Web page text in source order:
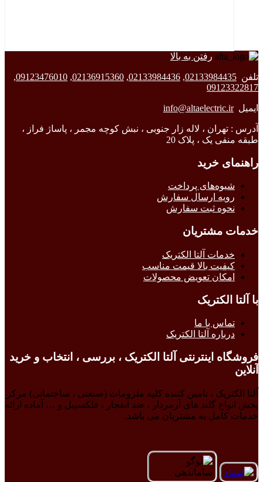
بستنرفتن به بالا
تلفن 02133984435
,
02133984436
,
02136915360
,
09123476010
,
09123322817
ایمیلinfo@altaelectric.ir
آدرس : تهران ، لاله زار جنوبی ، نبش کوچه مجمر ، پاساژ فراز ،
طبقه منفی یک ، پلاک 20
راهنمای خرید
شیوه‌های پرداخت
رویه ارسال سفارش
نحوه ثبت سفارش
خدمات مشتریان
خدمات آلتا الکتریک
کیفیت بالا قیمت مناسب
امکان تعویض محصولات
با آلتا الکتریک
تماس با ما
درباره آلتا الکتریک
فروشگاه اینترنتی آلتا الکتریک ، بررسی ، انتخاب و خرید
آنلاین
آلتا الکتریک ، تامین کننده کلیه ملزومات (صنعتی ، ساختمانی) مرکز
پخش انواع گلند های آرمردار ، ضد انفجار ، فلکسیبل و … آماده ارائه
خدمات کامل به مشتریان می باشد.